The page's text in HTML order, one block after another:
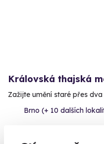
Královská thajská
Zažijte umění staré přes
Brno (+ 10 dalších